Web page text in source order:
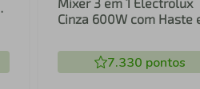
Cinza 600W com Haste
(EIB20)
7.330 pontos